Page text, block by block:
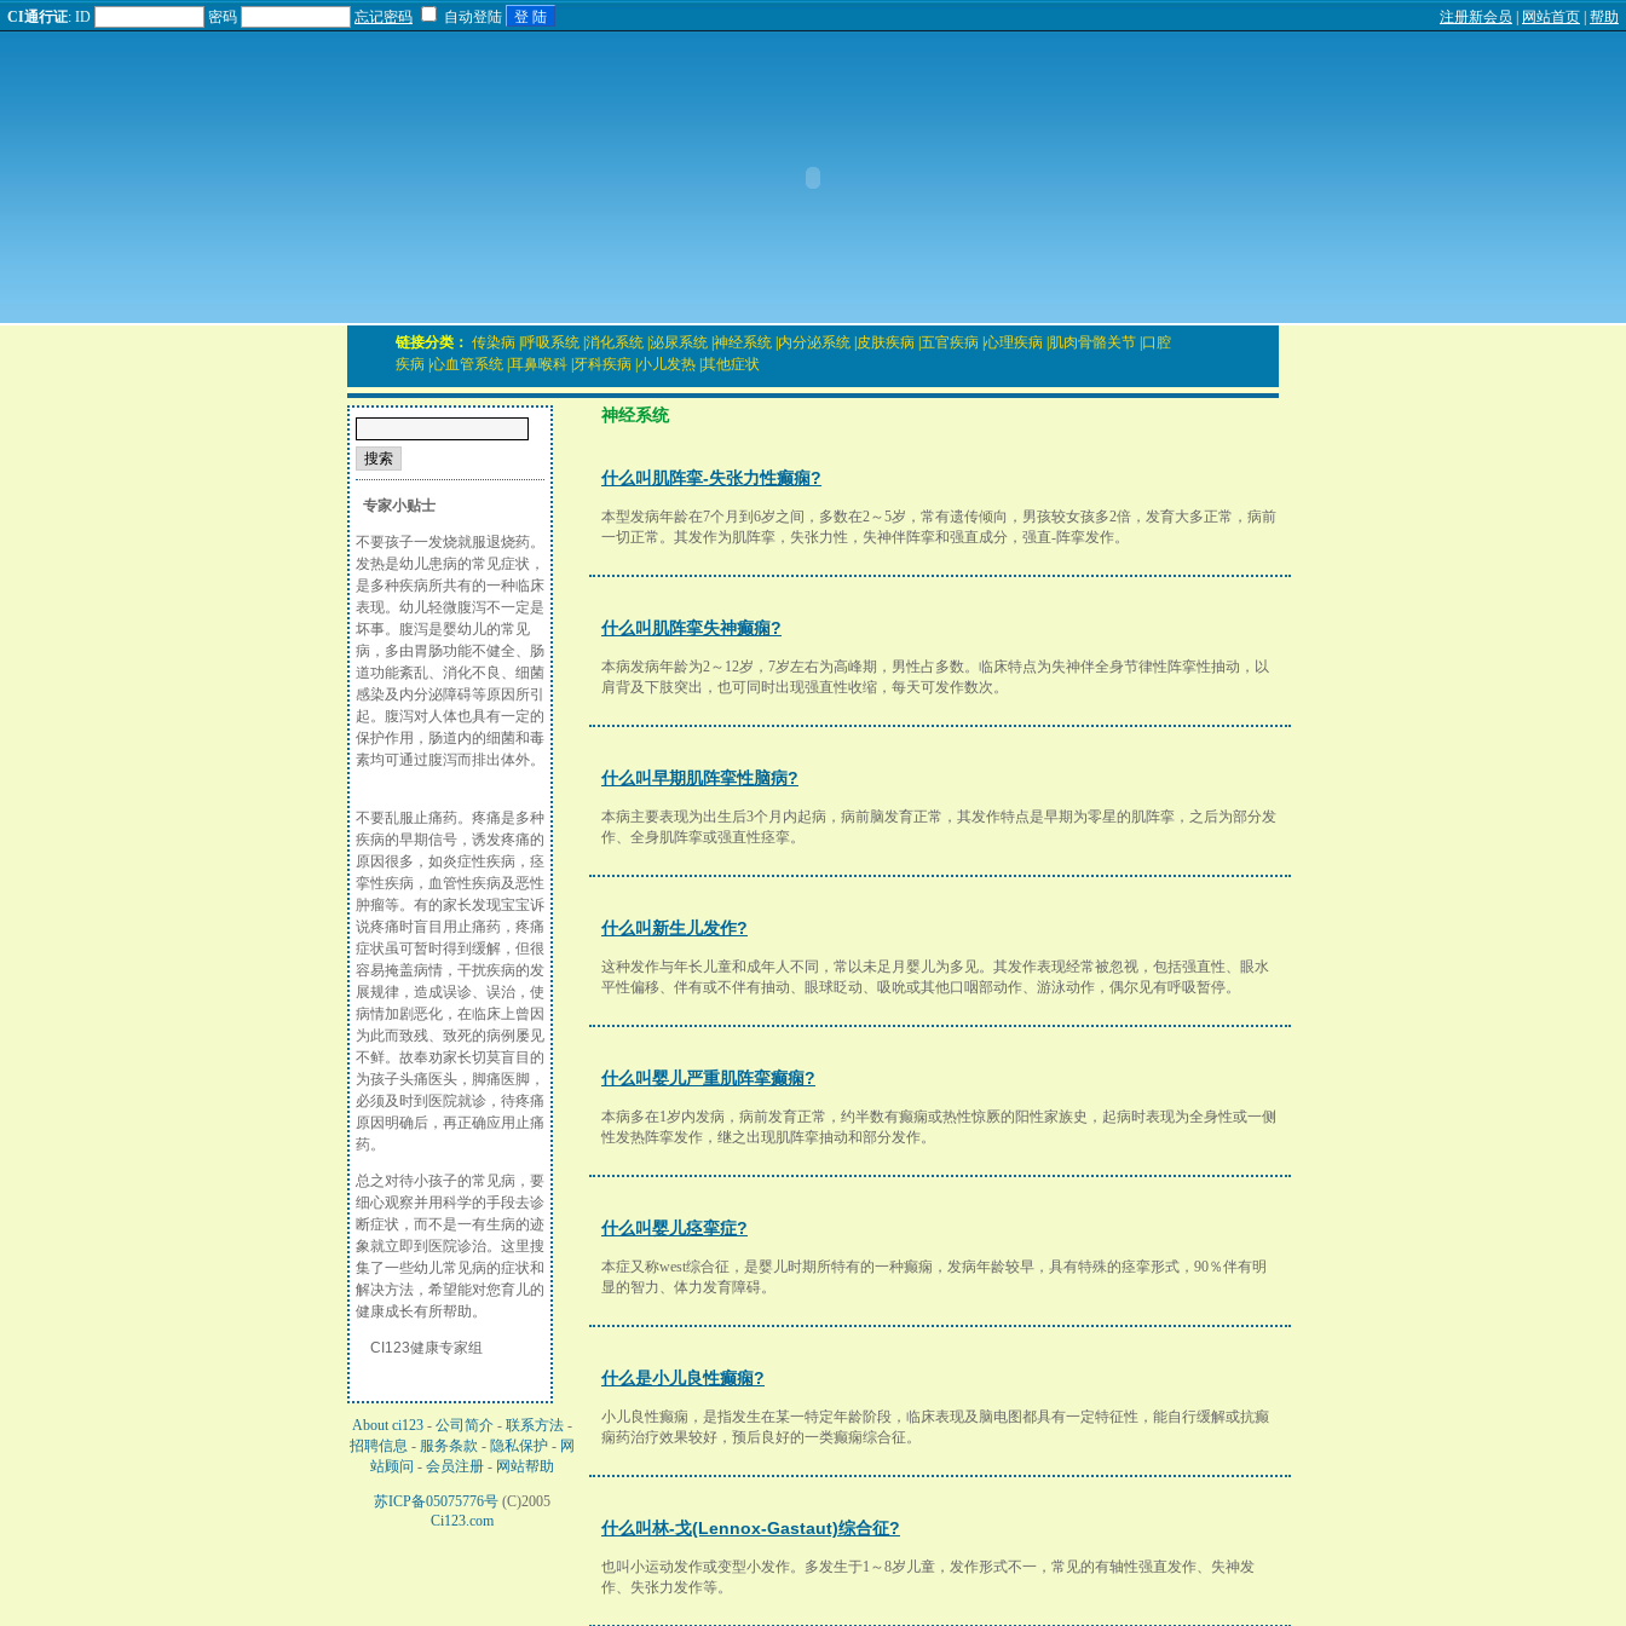
CI通行证: ID 密码 忘记密码 自动登陆 注册新会员 网站首页 帮助
链接分类： 传染病 呼吸系统 消化系统 泌尿系统 神经系统 内分泌系统 皮肤疾病 五官疾病 心理疾病 肌肉骨骼关节 口腔
疾病 心血管系统 耳鼻喉科 牙科疾病 小儿发热 其他症状
专家小贴士
不要孩子一发烧就服退烧药。
发热是幼儿患病的常见症状，
是多种疾病所共有的一种临床
表现。幼儿轻微腹泻不一定是
坏事。腹泻是婴幼儿的常见
病，多由胃肠功能不健全、肠
道功能紊乱、消化不良、细菌
感染及内分泌障碍等原因所引
起。腹泻对人体也具有一定的
保护作用，肠道内的细菌和毒
素均可通过腹泻而排出体外。
不要乱服止痛药。疼痛是多种
疾病的早期信号，诱发疼痛的
原因很多，如炎症性疾病，痉
挛性疾病，血管性疾病及恶性
肿瘤等。有的家长发现宝宝诉
说疼痛时盲目用止痛药，疼痛
症状虽可暂时得到缓解，但很
容易掩盖病情，干扰疾病的发
展规律，造成误诊、误治，使
病情加剧恶化，在临床上曾因
为此而致残、致死的病例屡见
不鲜。故奉劝家长切莫盲目的
为孩子头痛医头，脚痛医脚，
必须及时到医院就诊，待疼痛
原因明确后，再正确应用止痛
药。
总之对待小孩子的常见病，要
细心观察并用科学的手段去诊
断症状，而不是一有生病的迹
象就立即到医院诊治。这里搜
集了一些幼儿常见病的症状和
解决方法，希望能对您育儿的
健康成长有所帮助。
CI123健康专家组
神经系统
什么叫肌阵挛-失张力性癫痫?
本型发病年龄在7个月到6岁之间，多数在2～5岁，常有遗传倾向，男孩较女孩多2倍，发育大多正常，病前
一切正常。其发作为肌阵挛，失张力性，失神伴阵挛和强直成分，强直-阵挛发作。
什么叫肌阵挛失神癫痫?
本病发病年龄为2～12岁，7岁左右为高峰期，男性占多数。临床特点为失神伴全身节律性阵挛性抽动，以
肩背及下肢突出，也可同时出现强直性收缩，每天可发作数次。
什么叫早期肌阵挛性脑病?
本病主要表现为出生后3个月内起病，病前脑发育正常，其发作特点是早期为零星的肌阵挛，之后为部分发
作、全身肌阵挛或强直性痉挛。
什么叫新生儿发作?
这种发作与年长儿童和成年人不同，常以未足月婴儿为多见。其发作表现经常被忽视，包括强直性、眼水
平性偏移、伴有或不伴有抽动、眼球眨动、吸吮或其他口咽部动作、游泳动作，偶尔见有呼吸暂停。
什么叫婴儿严重肌阵挛癫痫?
本病多在1岁内发病，病前发育正常，约半数有癫痫或热性惊厥的阳性家族史，起病时表现为全身性或一侧
性发热阵挛发作，继之出现肌阵挛抽动和部分发作。
什么叫婴儿痉挛症?
本症又称west综合征，是婴儿时期所特有的一种癫痫，发病年龄较早，具有特殊的痉挛形式，90％伴有明
显的智力、体力发育障碍。
什么是小儿良性癫痫?
小儿良性癫痫，是指发生在某一特定年龄阶段，临床表现及脑电图都具有一定特征性，能自行缓解或抗癫
痫药治疗效果较好，预后良好的一类癫痫综合征。
什么叫林-戈(Lennox-Gastaut)综合征?
也叫小运动发作或变型小发作。多发生于1～8岁儿童，发作形式不一，常见的有轴性强直发作、失神发
作、失张力发作等。
About ci123 - 公司简介 - 联系方法 -
招聘信息 - 服务条款 - 隐私保护 - 网
站顾问 - 会员注册 - 网站帮助
苏ICP备05075776号 (C)2005
Ci123.com